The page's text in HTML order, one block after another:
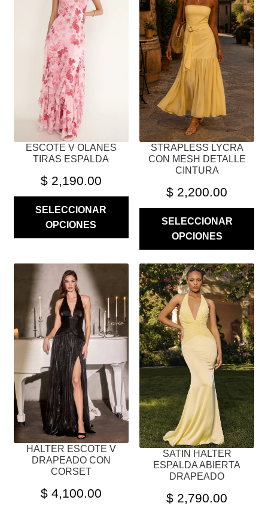
ESCOTE V OLANES
TIRAS ESPALDA
$2,190.00
SELECCIONAR
OPCIONES
VARIANTES.
OPCIONES
PUEDEN
ELEGIR
PÁGINA
DE
STRAPLESS LYCRA
CON MESH DETALLE
CINTURA
$ 2,200.00
SELECCIONAR
OPCIONES
VARIANTES.
LAS
OPCIONES
SE
PUEDEN
ELEGIR
EN
LA
PÁGINA
DE
PRODUCTO
HALTER ESCOTE V
DRAPEADO CON
CORSET
$4,100.00
PRODUCTO
TIENE
MÚLTIPLES
VARIANTES.
OPCIONES
SE
PUEDEN
ELEGIR
EN
PÁGINA
SATIN HALTER
ESPALDA ABIERTA
DRAPEADO
$ 2,790.00
ESTE
PRODUCTO
TIENE
MÚLTIPLES
VARIANTES.
LAS
OPCIONES
PUEDEN
ELEGIR
EN
LA
PÁGINA
PRODUCTO